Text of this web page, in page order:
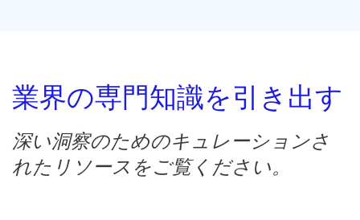
業界の専門知識を引き出す
深い洞察のためのキュレーションさ
れたリソースをご覧ください。